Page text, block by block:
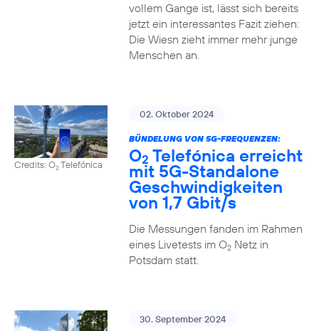
vollem Gange ist, lässt sich bereits
jetzt ein interessantes Fazit ziehen:
Die Wiesn zieht immer mehr junge
Menschen an.
Credits: O2Telefónica
02. Oktober 2024
BÜNDELUNG VON 5G-FREQUENZEN:
O2 Telefónica erreicht
mit 5G-Standalone
Geschwindigkeiten
von 1,7 Gbit/s
Die Messungen fanden im Rahmen
eines Livetests im O2Netz in
Potsdam statt.
30. September 2024